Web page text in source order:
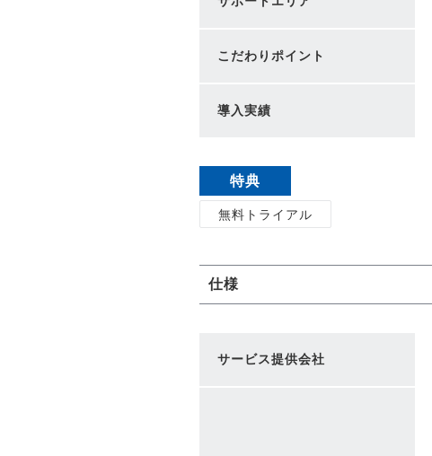
こだわりポイント
導入実績
特典
無料トライアル
仕様
サービス提供会社